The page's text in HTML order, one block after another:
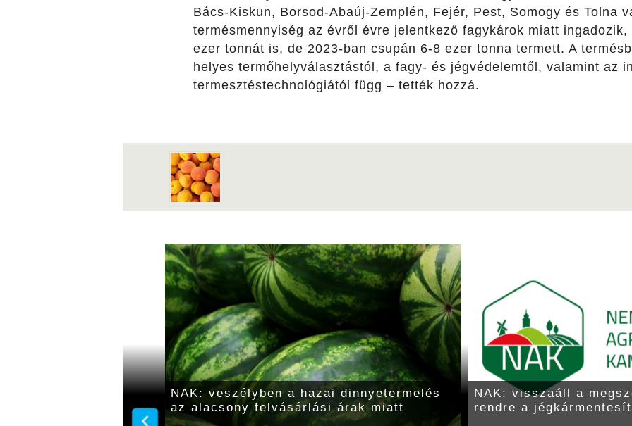
Bács-Kiskun, Borsod-Abaúj-Zemplén, Fejér, Pest, Somogy és Tolna
termésmennyiség az évről évre jelentkező fagykárok miatt
ezer tonnát is, de 2023-ban csupán 6-8 ezer tonna termett. A
helyes termőhelyválasztástól, a fagy- és jégvédelemtől, valamint az
termesztéstechnológiától függ – tették hozzá.
szilvatermés
NAK: veszélyben a hazai dinnyetermelés
az alacsony felvásárlási árak miatt
NAK: visszaáll a
rendre a